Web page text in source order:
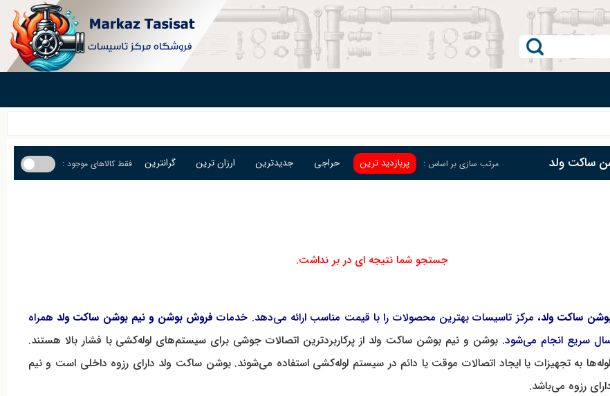
ساکت ولد مرتب سازی بر اساس : پربازدید ترین حراجی جدیدترین ارزان ترین گرانترین فقط کالاهای موجود :
جستجو شما نتیجه ای در بر نداشت.
ساکت ولد، مرکز تاسیسات بهترین محصولات را با قیمت مناسب ارائه می‌دهد. خدمات فروش بوشن و نیم بوشن ساکت ولدهمراه
سریع انجام می‌شود. بوشن و نیم بوشن ساکت ولد از پرکاربردترین اتصالات جوشی برای سیستم‌های لوله‌کشی با فشار بالا هستند.
به تجهیزات یا ایجاد اتصالات موقت یا دائم در سیستم لوله‌کشی استفاده می‌شوند. بوشن ساکت ولد دارای رزوه داخلی است و نیم
رزوه می‌باشد.